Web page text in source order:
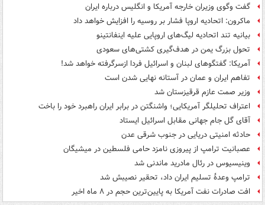
گفت وگوی وزیران خارجه آمریکا و انگلیس درباره ایران
ماکرون: اتحادیه اروپا فشار بر روسیه را افزایش خواهد داد
بیانیه تند اتحادیه لیگ‌های اروپایی علیه اینفانتینو
تحول بزرگ یمن در هدف‌گیری کشتی‌های سعودی
آمریکا: گفتگوهای لبنان و اسرائیل فردا ازسرگرفته خواهد شد!
تفاهم ایران و عمان در آستانه نهایی شدن است
وزیر صمت عازم قرقیزستان شد
اعتراف تحلیلگر آمریکایی؛ واشنگتن در برابر ایران راهبرد خود را باخت
آقای گل جام جهانی مقابل اسرائیل ایستاد
حادثه امنیتی دریایی در جنوب شرقی عدن
عصبانیت ترامپ از پیروزی نامزد حامی فلسطین در میشیگان
وینیسیوس در رئال مادرید ماندنی شد
ترامپ وعدۀ تسلیم ایران داد، تحقیر نصیبش شد
افت صادرات نفت آمریکا به پایین‌ترین حجم در ۸ ماه اخیر